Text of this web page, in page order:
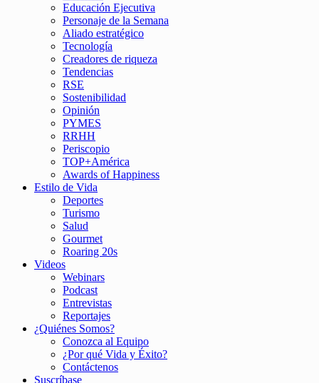
Educación Ejecutiva
Personaje de la Semana
Aliado estratégico
Tecnología
Creadores de riqueza
Tendencias
RSE
Sostenibilidad
Opinión
PYMES
RRHH
Periscopio
TOP+América
Awards of Happiness
Estilo de Vida
Deportes
Turismo
Salud
Gourmet
Roaring 20s
Videos
Webinars
Podcast
Entrevistas
Reportajes
¿Quiénes Somos?
Conozca al Equipo
¿Por qué Vida y Éxito?
Contáctenos
Suscríbase